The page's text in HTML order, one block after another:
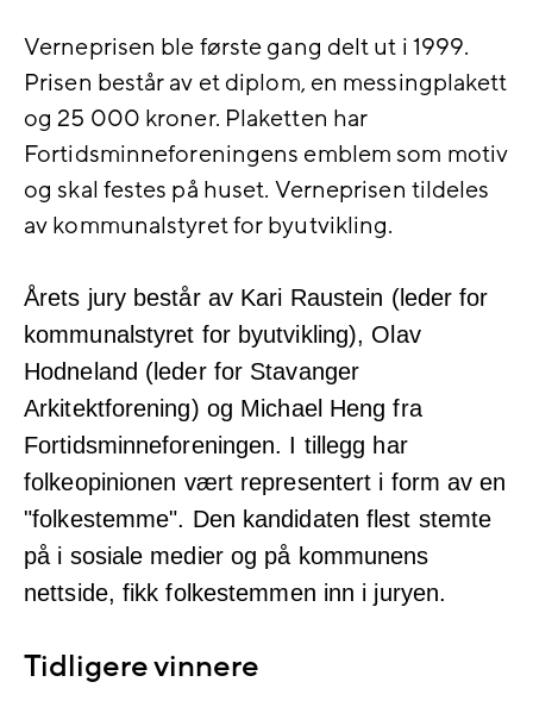
Verneprisen ble første gang delt ut i 1999.
Prisen består av et diplom, en messingplakett
og 25 000 kroner. Plaketten har
Fortidsminneforeningens emblem som motiv
og skal festes på huset. Verneprisen tildeles
av kommunalstyret for byutvikling.
Årets jury består av Kari Raustein (leder for
kommunalstyret for byutvikling), Olav
Hodneland (leder for Stavanger
Arkitektforening) og Michael Heng fra
Fortidsminneforeningen. I tillegg har
folkeopinionen vært representert i form av en
"folkestemme". Den kandidaten flest stemte
på i sosiale medier og på kommunens
nettside, fikk folkestemmen inn i juryen.
Tidligere vinnere